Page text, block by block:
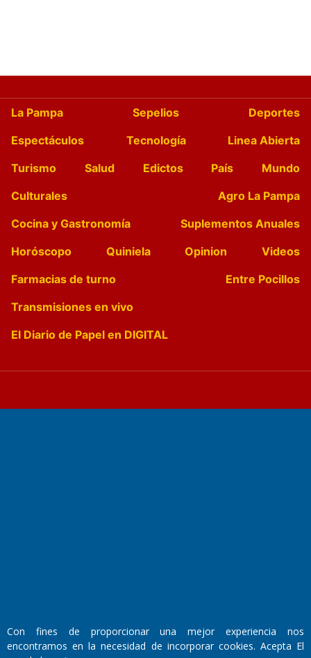
La Pampa Sepelios
Deportes
Espectáculos
Tecnología
Linea Abierta
Turismo
Salud Edictos País
Mundo
Culturales
Agro La Pampa
Cocina y Gastronomía
Suplementos Anuales
Horóscopo
Quiniela Opinion
Videos
Farmacias de turno
Entre Pocillos
Transmisiones en vivo
El Diario de Papel en DIGITAL
Con fines de proporcionar una mejor experiencia nos
encontramos en la necesidad de incorporar cookies. Acepta El